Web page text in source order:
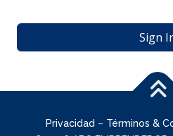
Sign
Privacidad – Términos &